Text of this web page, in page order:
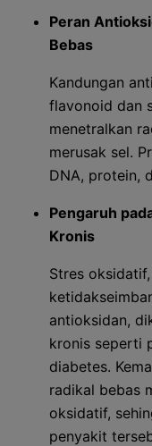
Peran
Bebas
Kandungan
flavonoid dan
menetralkan
merusak sel.
DNA, protein,
Pengaruh
Kronis
Stres
antioksidan,
kronis seperti
diabetes.
radikal bebas
oksidatif,
penyakit